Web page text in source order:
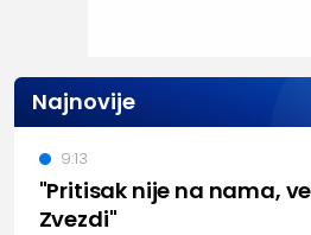
Najnovije
"Pritisak nije na nama,
Zvezdi"
9:13